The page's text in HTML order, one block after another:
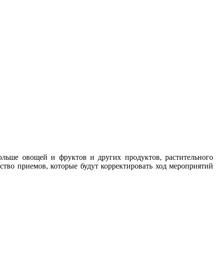
овощей и фруктов и других продуктов, растительного
приемов, которые будут корректировать ход мероприятий